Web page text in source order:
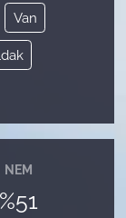
Van
NEM
%51